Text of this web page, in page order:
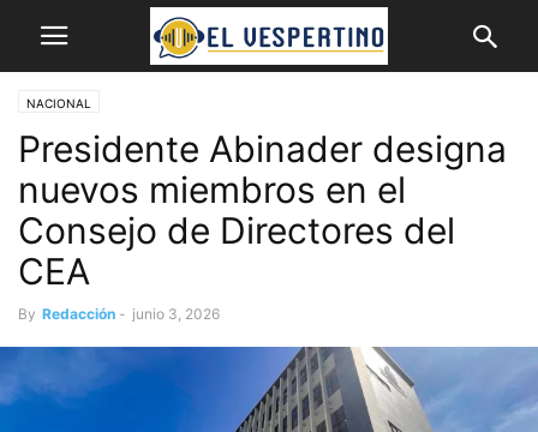
NACIONAL
Presidente Abinader designa
nuevos miembros en el
Consejo de Directores del
CEA
By Redacción - junio 3, 2026